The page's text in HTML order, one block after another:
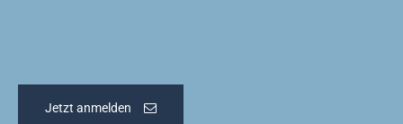
Jetzt anmelden